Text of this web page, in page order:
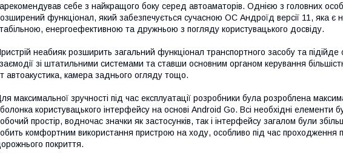
себе з найкращого боку серед автоаматорів. Однією з головних
функціонал, який забезпечується сучасною ОС Андроїд версії 11, яка є
енергоефективною та дружньою з погляду користувацького досвіду.
неабияк розширить загальний функціонал транспортного засобу та
зі штатильними системами та ставши основним органом керування
автоакустика, камера заднього огляду тощо.
максимальної зручності під час експлуатації розробники була розроблена
користувацького інтерфейсу на основі Android Go. Всі необхідні елементи
простір, водночас значки як застосунків, так і інтерфейсу загалом були
комфортним використання пристрою на ходу, особливо під час проходження
покриття.